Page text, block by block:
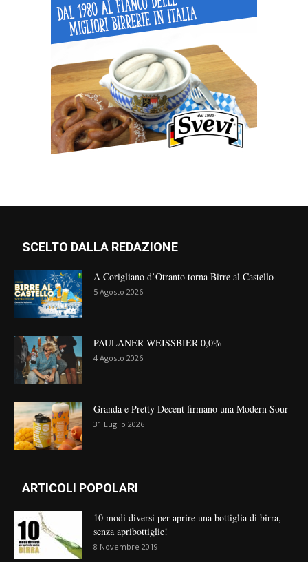
SCELTO DALLA REDAZIONE
A Corigliano d’Otranto torna Birre al Castello
5 Agosto 2026
PAULANER WEISSBIER 0,0%
4 Agosto 2026
Granda e Pretty Decent firmano una Modern Sour
31 Luglio 2026
ARTICOLI POPOLARI
10 modi diversi per aprire una bottiglia di birra,
senza apribottiglie!
8 Novembre 2019